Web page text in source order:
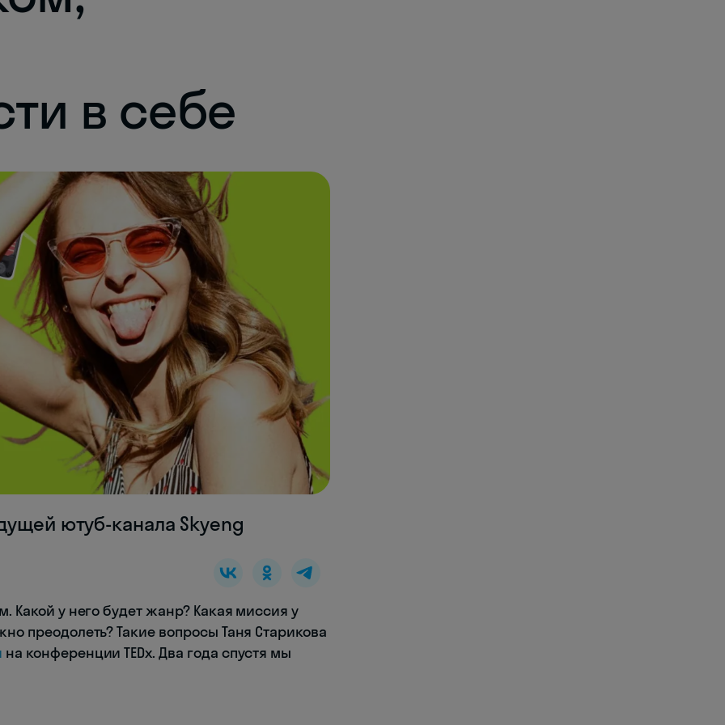
в себе
ютуб-канала Skyeng
Какой у него будет жанр? Какая миссия у
преодолеть? Такие вопросы Таня Старикова
на конференции TEDx. Два года спустя мы